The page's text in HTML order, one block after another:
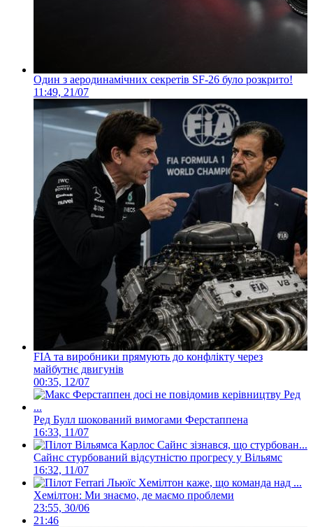
Один з аеродинамічних секретів SF-26 було розкрито!
11:49, 21/07
FIA та виробники прямують до конфлікту через
майбутнє двигунів
00:35, 12/07
Ред Булл шокований вимогами Ферстаппена
16:33, 11/07
Сайнс стурбований відсутністю прогресу у Вільямс
16:32, 11/07
Хемілтон: Ми знаємо, де маємо проблеми
23:55, 30/06
21:46